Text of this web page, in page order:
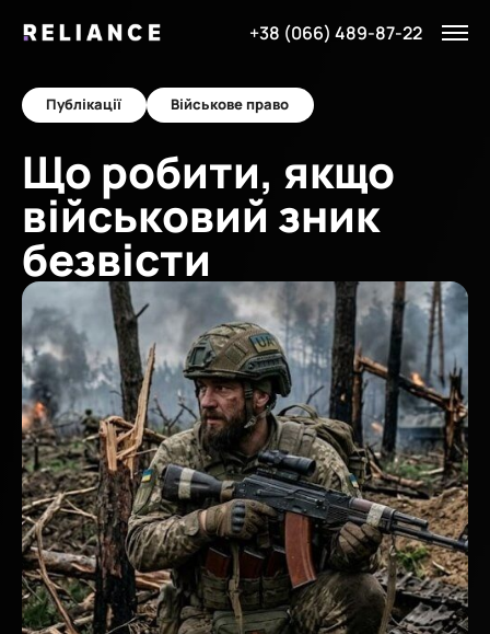
+38 (066) 489-87-22
Публікації Військове право
Що робити, якщо
військовий зник
безвісти